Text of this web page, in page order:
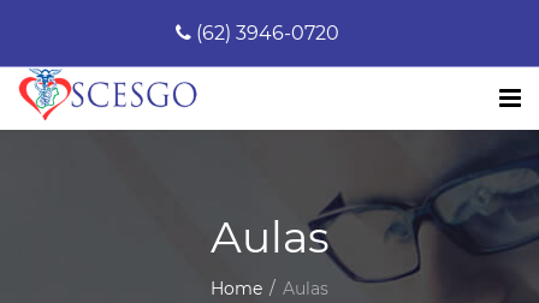
(62) 3946-0720
Aulas
Home Aulas